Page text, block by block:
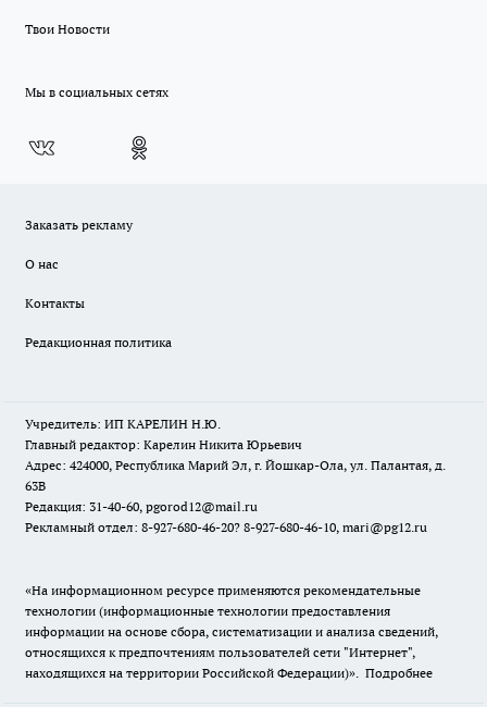
Твои Новости
Мы в социальных сетях
Заказать рекламу
О нас
Контакты
Редакционная политика
Учредитель: ИП КАРЕЛИН Н.Ю.
Главный редактор: Карелин Никита Юрьевич
Адрес: 424000, Республика Марий Эл, г. Йошкар-Ола, ул. Палантая, д.
63В
Редакция: 31-40-60, pgorod12@mail.ru
Рекламный отдел: 8-927-680-46-20? 8-927-680-46-10, mari@pg12.ru
«На информационном ресурсе применяются рекомендательные
технологии (информационные технологии предоставления
информации на основе сбора, систематизации и анализа сведений,
относящихся к предпочтениям пользователей сети "Интернет",
находящихся на территории Российской Федерации)». Подробнее